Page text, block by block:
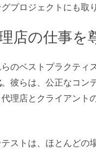
プロジェクトにも取
店の仕事を
のベストプラクティ
。彼らは、公正なコン
理店とクライアント
テストは、ほとんどの